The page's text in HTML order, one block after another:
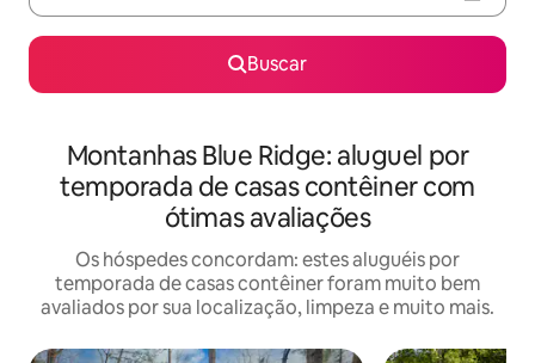
Buscar
Montanhas Blue Ridge: aluguel por
temporada de casas contêiner com
ótimas avaliações
Os hóspedes concordam: estes aluguéis por
temporada de casas contêiner foram muito bem
avaliados por sua localização, limpeza e muito mais.